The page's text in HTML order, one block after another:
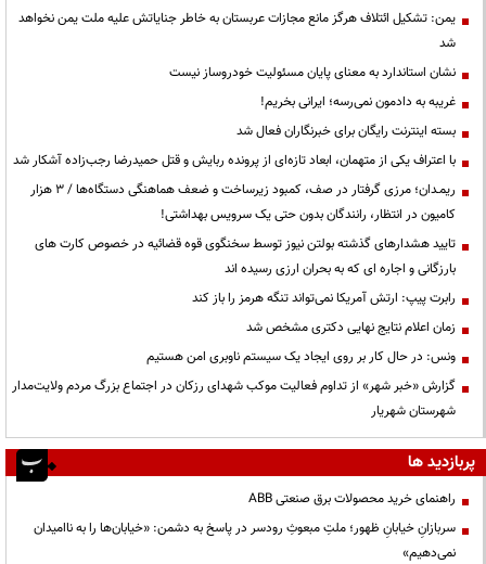
یمن: تشکیل ائتلاف هرگز مانع مجازات عربستان به خاطر جنایاتش علیه ملت یمن نخواهد
شد
نشان استاندارد به معنای پایان مسئولیت خودروساز نیست
غریبه به دادمون نمی‌رسه؛ ایرانی بخریم!
بسته اینترنت رایگان برای خبرنگاران فعال شد
با اعتراف یکی از متهمان، ابعاد تازه‌ای از پرونده ربایش و قتل حمیدرضا رجب‌زاده آشکار شد
ریمـدان؛ مرزی گرفتار در صف، کمبود زیرساخت و ضعف هماهنگی دستگاه‌ها / ۳ هزار
کامیون در انتظار، رانندگان بدون حتی یک سرویس بهداشتی!
تایید هشدارهای گذشته بولتن نیوز توسط سخنگوی قوه قضائیه در خصوص کارت های
بارزگانی و اجاره ای که به بحران ارزی رسیده اند
رابرت پیپ: ارتش آمریکا نمی‌تواند تنگه هرمز را باز کند
زمان اعلام نتایج نهایی دکتری مشخص شد
ونس: در حال کار بر روی ایجاد یک سیستم ناوبری امن هستیم
گزارش «خبر شهر» از تداوم فعالیت موکب شهدای رزکان در اجتماع بزرگ مردم ولایت‌مدار
شهرستان شهریار
پربازدید ها
راهنمای خرید محصولات برق صنعتی ABB
سربازانِ خیابانِ ظهور؛ ملتِ مبعوثِ رودسر در پاسخ به دشمن: «خیابان‌ها را به ناامیدان
نمی‌دهیم»